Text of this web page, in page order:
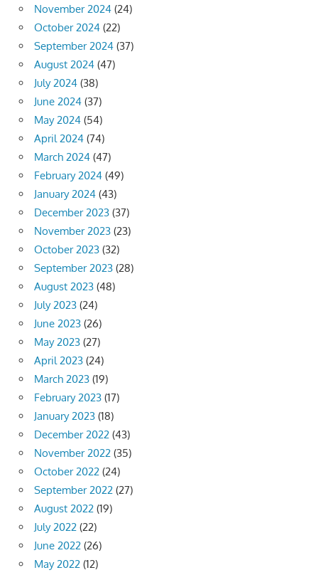
November 2024 (24)
October 2024 (22)
September 2024 (37)
August 2024 (47)
July 2024 (38)
June 2024 (37)
May 2024 (54)
April 2024 (74)
March 2024 (47)
February 2024 (49)
January 2024 (43)
December 2023 (37)
November 2023 (23)
October 2023 (32)
September 2023 (28)
August 2023 (48)
July 2023 (24)
June 2023 (26)
May 2023 (27)
April 2023 (24)
March 2023 (19)
February 2023 (17)
January 2023 (18)
December 2022 (43)
November 2022 (35)
October 2022 (24)
September 2022 (27)
August 2022 (19)
July 2022 (22)
June 2022 (26)
May 2022 (12)